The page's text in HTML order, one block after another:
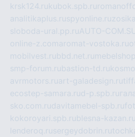
krsk124.rukubok.spb.ru
analitikaplus.ruspyonline.ru
sloboda-ural.pp.ruAUTO-
online-z.comaromat-vostoka.ru
mobilvest.rubbd.net.ru
smp-forum.rubastion-td.ru
avrmotors.ruart-galadesign.ru
ecostep-samara.rud-p.spb.ru
sko.com.rudavitamebel-spb.ru
kokoroyari.spb.rublesna-kazan.ru
lenderoq.rusergeydobrin.ru